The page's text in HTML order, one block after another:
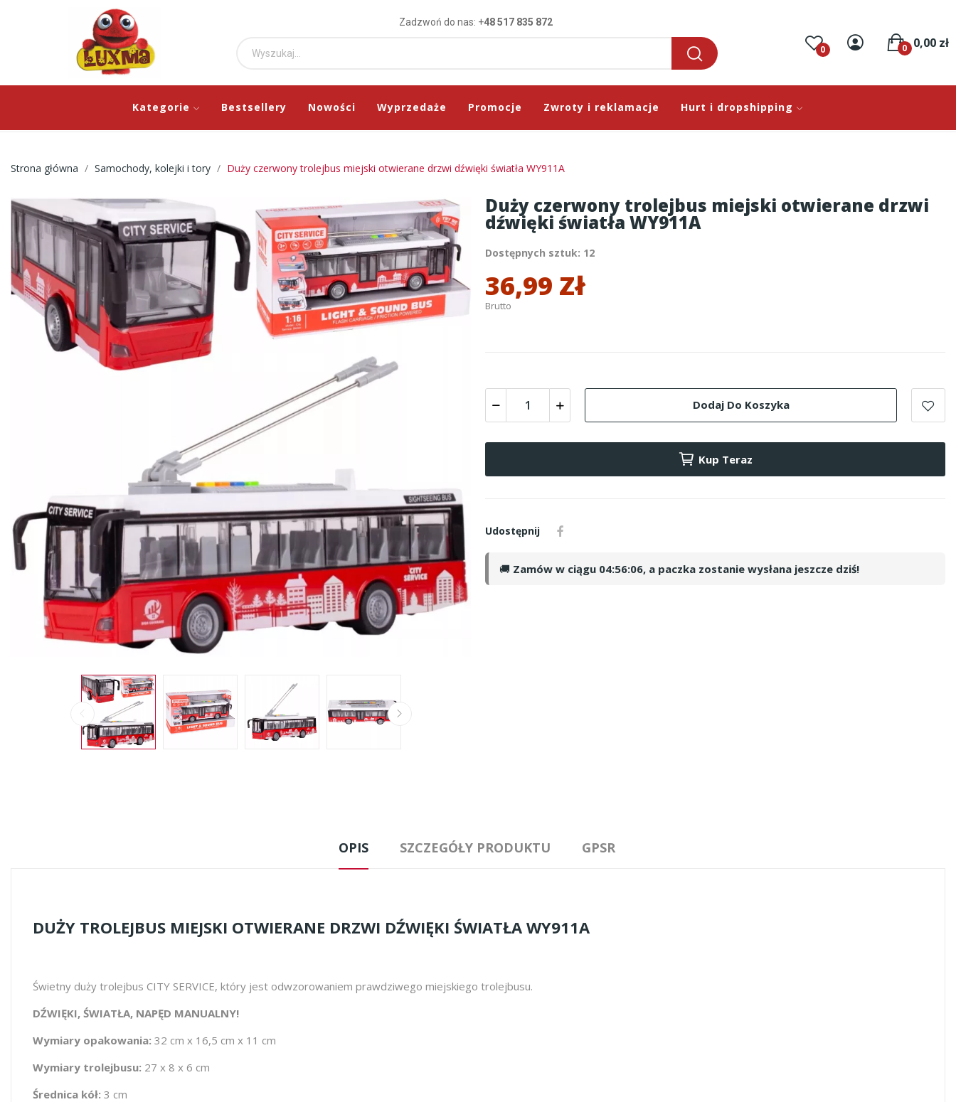
Zadzwoń do nas: +48 517 835 872
0 0,00 zł
0
Kategorie Bestsellery Nowości Wyprzedaże Promocje Zwroty i reklamacje Hurt i dropshipping
Strona główna Samochody, kolejki i tory Duży czerwony trolejbus miejski otwierane drzwi dźwięki światła WY911A
Duży czerwony trolejbus miejski otwierane drzwi
dźwięki światła WY911A
Dostępnych sztuk: 12
36,99 Zł
Brutto
Dodaj Do Koszyka
Kup Teraz
Udostępnij
🚚 Zamów w ciągu 04:56:05, a paczka zostanie wysłana jeszcze dziś!
OPIS SZCZEGÓŁY PRODUKTU GPSR
DUŻY TROLEJBUS MIEJSKI OTWIERANE DRZWI DŹWIĘKI ŚWIATŁA WY911A
Świetny duży trolejbus CITY SERVICE, który jest odwzorowaniem prawdziwego miejskiego trolejbusu.
DŹWIĘKI, ŚWIATŁA, NAPĘD MANUALNY!
Wymiary opakowania: 32 cm x 16,5 cm x 11 cm
Wymiary trolejbusu: 27 x 8 x 6 cm
Średnica kół: 3 cm